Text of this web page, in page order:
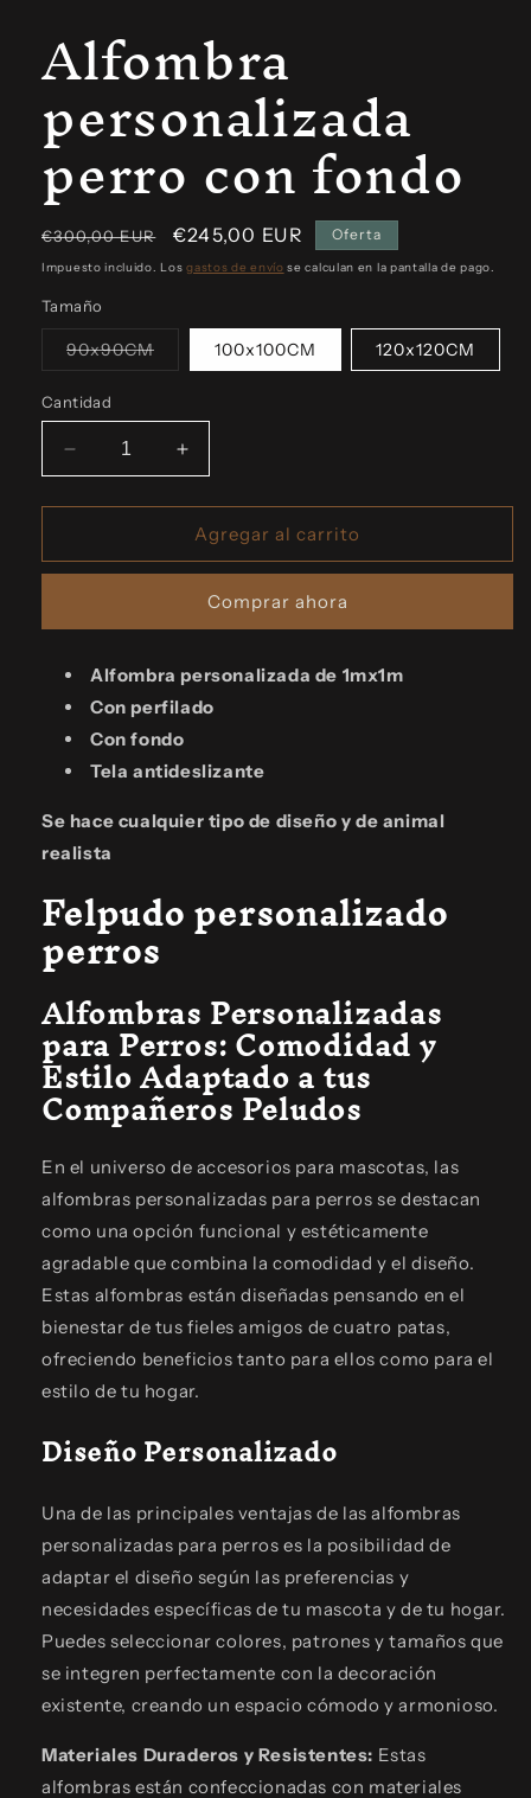
Alfombra
personalizada
perro con fondo
Precio
habitual
€300,00 EUR
Precio
de
€245,00 EUR Oferta
Impuesto incluido. Losgastos de envío se calculan en la pantalla de pago.
Tamaño
90x90CMVariante100x100CM 120x120CM
Cantidad
Reducir
cantidad
para
personalizada
fondo
Aumentar
cantidad
para
Alfombra
personalizada
con
fondo
Agregar al carrito
Comprar ahora
Alfombra personalizada de 1mx1m
Con perfilado
Con fondo
Tela antideslizante
Se hace cualquier tipo de diseño y de animal
realista
Felpudo personalizado
perros
Alfombras Personalizadas
para Perros: Comodidad y
Estilo Adaptado a tus
Compañeros Peludos
En el universo de accesorios para mascotas, las
alfombras personalizadas para perros se destacan
como una opción funcional y estéticamente
agradable que combina la comodidad y el diseño.
Estas alfombras están diseñadas pensando en el
bienestar de tus fieles amigos de cuatro patas,
ofreciendo beneficios tanto para ellos como para el
estilo de tu hogar.
Diseño Personalizado
Una de las principales ventajas de las alfombras
personalizadas para perros es la posibilidad de
adaptar el diseño según las preferencias y
necesidades específicas de tu mascota y de tu hogar.
Puedes seleccionar colores, patrones y tamaños que
se integren perfectamente con la decoración
existente, creando un espacio cómodo y armonioso.
Materiales Duraderos y Resistentes: Estas
alfombras están confeccionadas con materiales